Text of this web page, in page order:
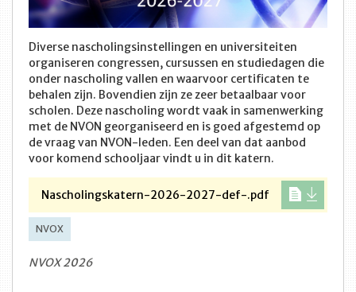
Diverse nascholingsinstellingen en universiteiten
organiseren congressen, cursussen en studiedagen die
onder nascholing vallen en waarvoor certificaten te
behalen zijn. Bovendien zijn ze zeer betaalbaar voor
scholen. Deze nascholing wordt vaak in samenwerking
met de NVON georganiseerd en is goed afgestemd op
de vraag van NVON-leden. Een deel van dat aanbod
voor komend schooljaar vindt u in dit katern.
Nascholingskatern-2026-2027-def-.pdf
NVOX
NVOX 2026